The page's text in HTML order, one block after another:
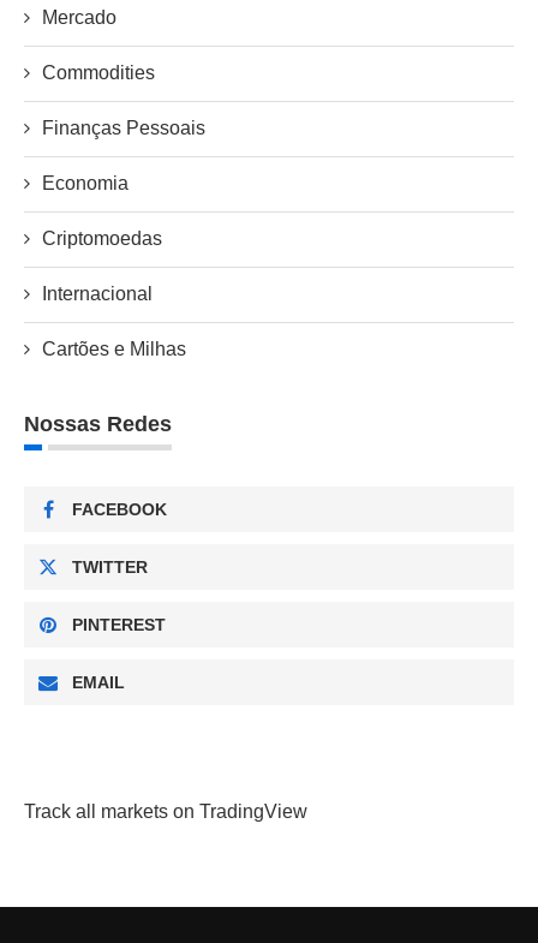
Mercado
Commodities
Finanças Pessoais
Economia
Criptomoedas
Internacional
Cartões e Milhas
Nossas Redes
FACEBOOK
TWITTER
PINTEREST
EMAIL
Track all markets on TradingView